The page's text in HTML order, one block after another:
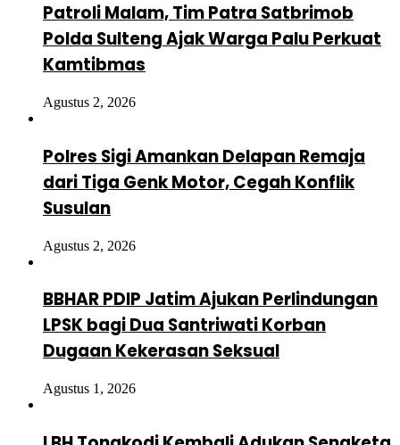
Patroli Malam, Tim Patra Satbrimob
Polda Sulteng Ajak Warga Palu Perkuat
Kamtibmas
Agustus 2, 2026
Polres Sigi Amankan Delapan Remaja
dari Tiga Genk Motor, Cegah Konflik
Susulan
Agustus 2, 2026
BBHAR PDIP Jatim Ajukan Perlindungan
LPSK bagi Dua Santriwati Korban
Dugaan Kekerasan Seksual
Agustus 1, 2026